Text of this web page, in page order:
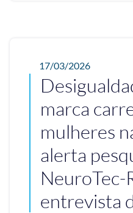
17/03/2026
marca
mulheres
alerta
NeuroTec-
entrevista